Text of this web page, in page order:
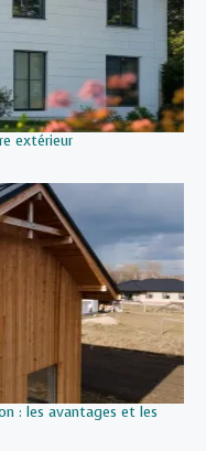
extérieur
: les avantages et les